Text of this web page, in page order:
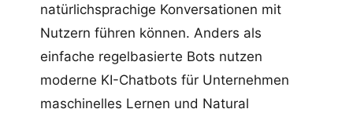
natürlichsprachige Konversationen mit
Nutzern führen können. Anders als
einfache regelbasierte Bots nutzen
moderne KI-Chatbots für Unternehmen
maschinelles Lernen und Natural